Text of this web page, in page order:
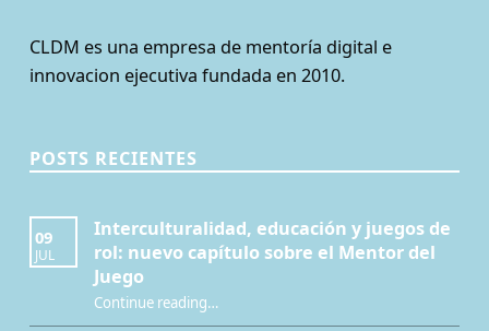
CLDM es una empresa de mentoría digital e
innovacion ejecutiva fundada en 2010.
POSTS RECIENTES
09
JUL
Interculturalidad, educación y juegos de
rol: nuevo capítulo sobre el Mentor del
Juego
Continue reading“Interculturalidad, educación y juegos de rol: nuevo capítulo sobre el Mentor del Juego”
…